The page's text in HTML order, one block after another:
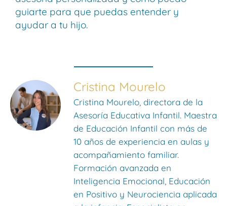
guiarte para que puedas entender y
ayudar a tu hijo.
Cristina Mourelo
Cristina Mourelo, directora de la
Asesoría Educativa Infantil. Maestra
de Educación Infantil con más de
10 años de experiencia en aulas y
acompañamiento familiar.
Formación avanzada en
Inteligencia Emocional, Educación
en Positivo y Neurociencia aplicada